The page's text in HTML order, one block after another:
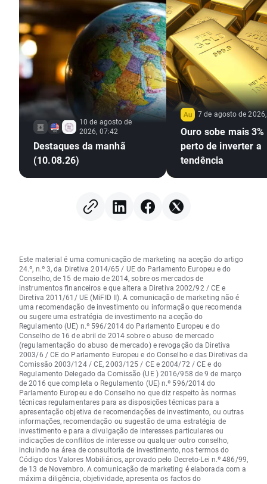
10 de agosto de
2026, 07:42
Destaques da manhã
(10.08.26)
7 de agosto de
Ouro sobe mais
perto de inverter a
tendência
Este material é uma comunicação de marketing na aceção do artigo
24.º, n.º 3, da Diretiva 2014/65 / UE do Parlamento Europeu e do
Conselho, de 15 de maio de 2014, sobre os mercados de
instrumentos financeiros e que altera a Diretiva 2002/92 / CE e
Diretiva 2011/61/ UE (MiFID II). A comunicação de marketing não é
uma recomendação de investimento ou informação que recomenda
ou sugere uma estratégia de investimento na aceção do
Regulamento (UE) n.º 596/2014 do Parlamento Europeu e do
Conselho de 16 de abril de 2014 sobre o abuso de mercado
(regulamentação do abuso de mercado) e revogação da Diretiva
2003/6 / CE do Parlamento Europeu e do Conselho e das Diretivas da
Comissão 2003/124 / CE, 2003/125 / CE e 2004/72 / CE e do
Regulamento Delegado da Comissão (UE ) 2016/958 de 9 de março
de 2016 que completa o Regulamento (UE) n.º 596/2014 do
Parlamento Europeu e do Conselho no que diz respeito às normas
técnicas regulamentares para as disposições técnicas para a
apresentação objetiva de recomendações de investimento, ou outras
informações, recomendação ou sugestão de uma estratégia de
investimento e para a divulgação de interesses particulares ou
indicações de conflitos de interesse ou qualquer outro conselho,
incluindo na área de consultoria de investimento, nos termos do
Código dos Valores Mobiliários, aprovado pelo Decreto-Lei n.º 486/99,
de 13 de Novembro. A comunicação de marketing é elaborada com a
máxima diligência, objetividade, apresenta os factos do